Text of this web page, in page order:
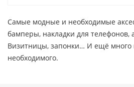
Самые модные и необходимые
бамперы, накладки для телефонов,
Визитницы, запонки… И ещё много
необходимого.